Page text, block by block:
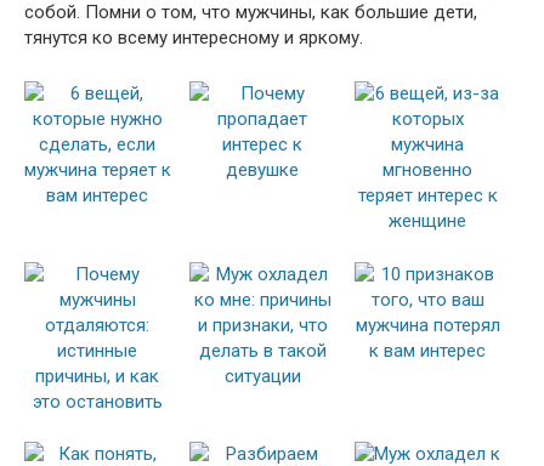
собой. Помни о том, что мужчины, как большие дети,
тянутся ко всему интересному и яркому.